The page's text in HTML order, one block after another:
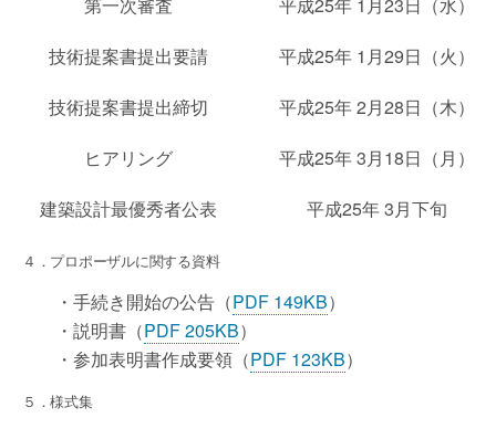
技術提案書提出要請
平成25年 1月29日（火）
技術提案書提出締切
平成25年 2月28日（木）
ヒアリング
平成25年 3月18日（月）
建築設計最優秀者公表
平成25年 3月下旬
４．プロポーザルに関する資料
・手続き開始の公告（PDF 149KB）
・説明書（PDF 205KB）
・参加表明書作成要領（PDF 123KB）
５．様式集